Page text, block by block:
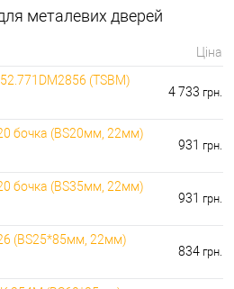
дешевий: 290.00 грн. самий дорогий:
дешевий: 600.00 грн. самий дорогий:
660.00 грн.
металевих дверей
Ціна
(TSBM)
4 733 грн.
бочка (BS20мм, 22мм)
931 грн.
бочка (BS35мм, 22мм)
931 грн.
(BS25*85мм, 22мм)
834 грн.